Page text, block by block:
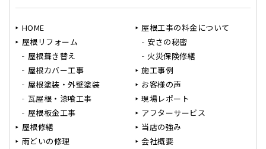
HOME
屋根リフォーム
屋根葺き替え
屋根カバー工事
屋根塗装・外壁塗装
瓦屋根・漆喰工事
屋根板金工事
屋根修繕
雨どいの修理
屋根工事の料金について
安さの秘密
火災保険修繕
施工事例
お客様の声
現場レポート
アフターサービス
当店の強み
会社概要